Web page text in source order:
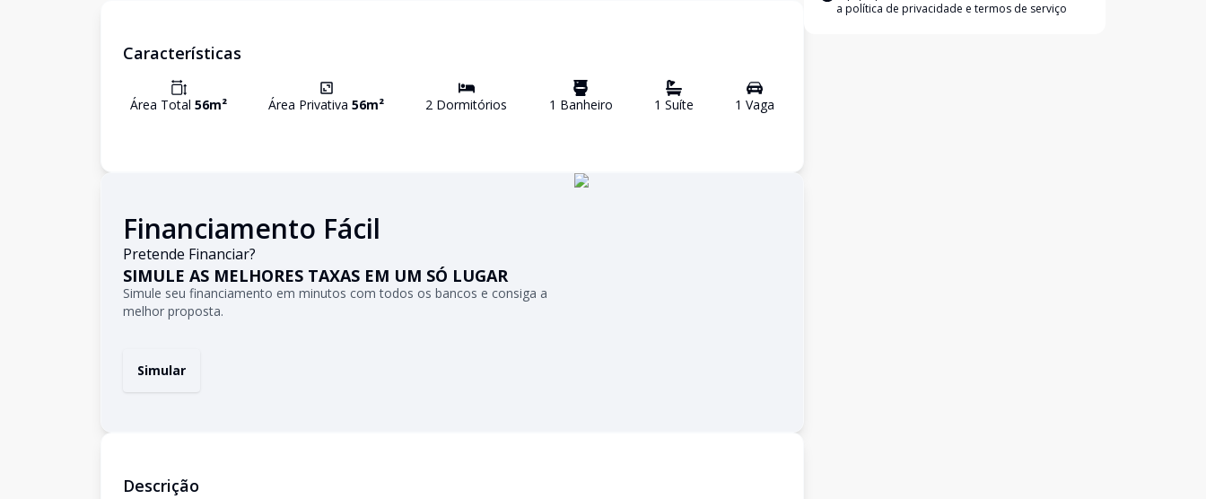
Características
Área Total 56m² Área Privativa56m² 2 Dormitórios 1 Banheiro 1 Suíte 1 Vaga
Financiamento Fácil
Pretende Financiar?
SIMULE AS MELHORES TAXAS EM UM SÓ LUGAR
Simule seu financiamento em minutos com todos os bancos e consiga a
melhor proposta.
Simular
Descrição
a política de privacidade e termos de serviço